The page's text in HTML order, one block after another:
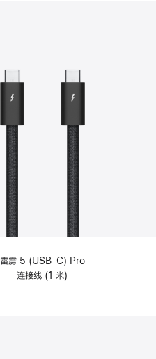
雷雳 5 (USB-C) Pro
连接线 (1 米)